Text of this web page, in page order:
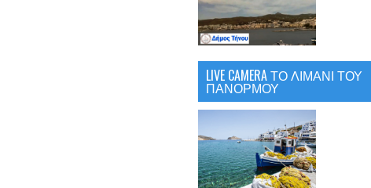
LIVE CAMERA ΤΟ ΛΙΜΑΝΙ ΤΟΥ
ΠΑΝΟΡΜΟΥ